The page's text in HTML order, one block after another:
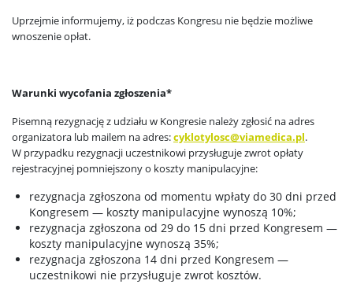
Uprzejmie informujemy, iż podczas Kongresu nie będzie możliwe
wnoszenie opłat.
Warunki wycofania zgłoszenia*
Pisemną rezygnację z udziału w Kongresie należy zgłosić na adres
organizatora lub mailem na adres:cyklotylosc@viamedica.pl.
W przypadku rezygnacji uczestnikowi przysługuje zwrot opłaty
rejestracyjnej pomniejszony o koszty manipulacyjne:
rezygnacja zgłoszona od momentu wpłaty do 30 dni przed
Kongresem — koszty manipulacyjne wynoszą 10%;
rezygnacja zgłoszona od 29 do 15 dni przed Kongresem —
koszty manipulacyjne wynoszą 35%;
rezygnacja zgłoszona 14 dni przed Kongresem —
uczestnikowi nie przysługuje zwrot kosztów.